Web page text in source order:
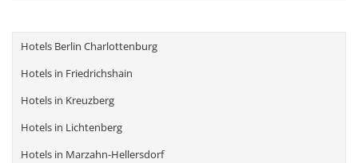
Hotels Berlin Charlottenburg
Hotels in Friedrichshain
Hotels in Kreuzberg
Hotels in Lichtenberg
Hotels in Marzahn-Hellersdorf